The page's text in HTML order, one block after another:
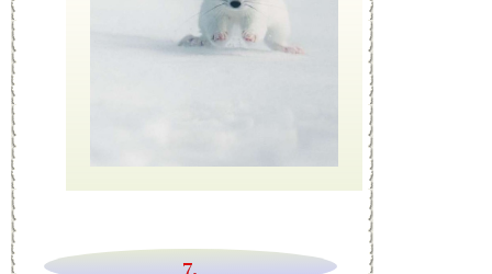
7.